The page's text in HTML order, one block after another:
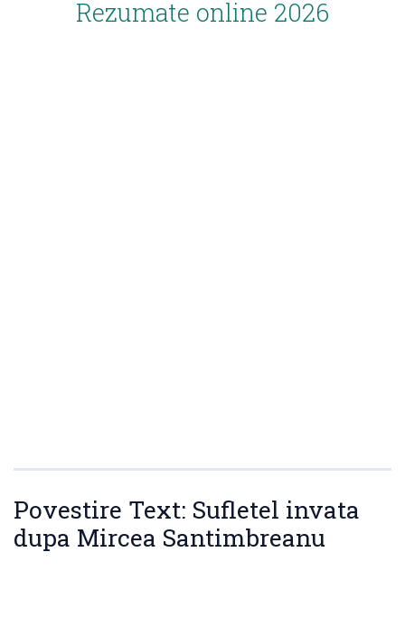
Rezumate online 2026
Povestire Text: Sufletel invata
dupa Mircea Santimbreanu